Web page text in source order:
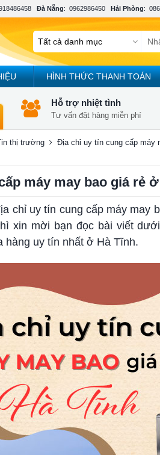
Đà Nẵng: 0962986450 Hải Phòng:
HÌNH THỨC THANH TOÁN
Hỗ trợ nhiệt tình
Tư vấn đặt hàng miễn phí
thị trường Địa chỉ uy tín cung cấp máy
máy may bao giá rẻ
chỉ uy tín cung cấp máy
xin mời bạn đọc bài viết
hàng uy tín nhất ở Hà Tĩnh.